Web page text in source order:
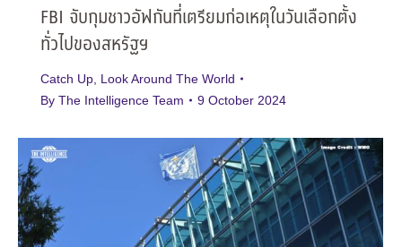
FBI จับกุมชาวอัฟกันที่เตรียมก่อเหตุในวันเลือกตั้ง
ทั่วไปของสหรัฐฯ
Catch Up Look Around The World
By The Intelligence Team 9 October 2024